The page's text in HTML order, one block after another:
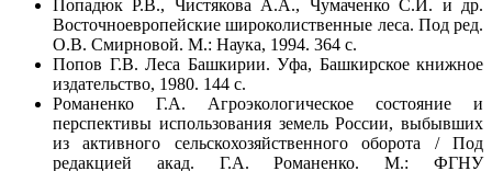
Попадюк Р.В., Чистякова А.А., Чумаченко С.И. и др.
Восточноевропейские широколиственные леса. Под ред.
О.В. Смирновой. М.: Наука, 1994. 364 с.
Попов Г.В. Леса Башкирии. Уфа, Башкирское книжное
издательство, 1980. 144 с.
Романенко Г.А. Агроэкологическое состояние и
перспективы использования земель России, выбывших
из активного сельскохозяйственного оборота / Под
редакцией акад. Г.А. Романенко. М.: ФГНУ